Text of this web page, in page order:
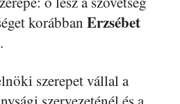
korábban Erzsébet
szerepet vállal a